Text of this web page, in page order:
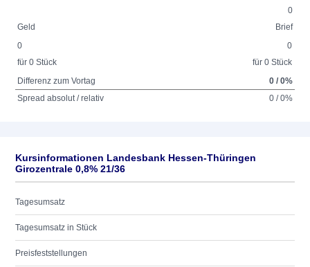
0
Geld
Brief
0
für 0 Stück
0
für 0 Stück
Differenz zum Vortag
0 / 0%
Spread absolut / relativ
0 / 0%
Kursinformationen Landesbank Hessen-Thüringen
Girozentrale 0,8% 21/36
Tagesumsatz
Tagesumsatz in Stück
Preisfeststellungen